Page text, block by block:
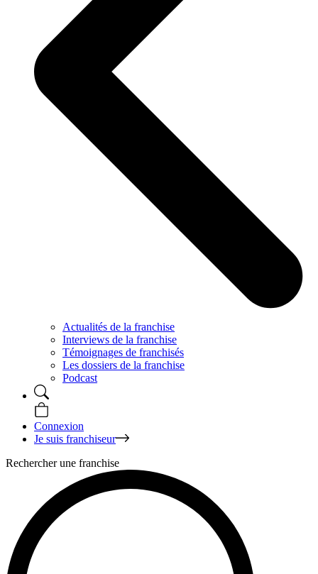
Actualités de la franchise
Interviews de la franchise
Témoignages de franchisés
Les dossiers de la franchise
Podcast
Connexion
Je suis franchiseur
Rechercher une franchise